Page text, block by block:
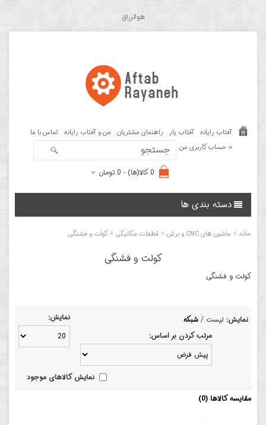
هوالرزاق
آفتاب رایانه آفتاب یار راهنمای مشتریان من و آفتاب رایانه تماس با ما
حساب کاربری من
0 کالا(ها) - 0 تومان
دسته بندی ها
خانه » ماشین های CNC و برش » قطعات مکانیکی » کولت و فشنگی
کولت و فشنگی
کولت و فشنگی
نمایش: لیست / شبکه
نمایش:
مرتب کردن بر اساس:
نمایش کالاهای موجود
مقایسه کالاها (0)